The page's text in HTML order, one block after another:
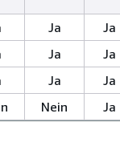
Ja Ja
Ja Ja
Ja Ja
Nein Ja